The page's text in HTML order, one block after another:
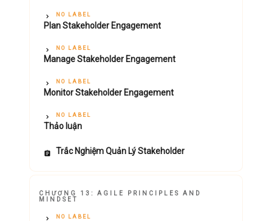
NO LABEL
Plan Stakeholder Engagement
NO LABEL
Manage Stakeholder Engagement
NO LABEL
Monitor Stakeholder Engagement
NO LABEL
Thảo luận
Trắc Nghiệm Quản Lý Stakeholder
CHƯƠNG 13: AGILE PRINCIPLES AND
MINDSET
NO LABEL